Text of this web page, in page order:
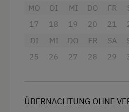
Badewanne/Dusche
Balkon/Terrasse
Dusche
Fernseher
MO
17
DI
18
MI
19
DO
20
FR
21
DI
25
MI
26
DO
27
FR
28
SA
29
ÜBERNACHTUNG OHNE